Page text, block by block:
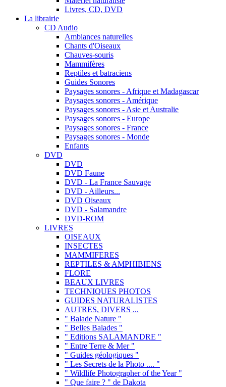
Livres, CD, DVD
La librairie
CD Audio
Ambiances naturelles
Chants d'Oiseaux
Chauves-souris
Mammifères
Reptiles et batraciens
Guides Sonores
Paysages sonores - Afrique et Madagascar
Paysages sonores - Amérique
Paysages sonores - Asie et Australie
Paysages sonores - Europe
Paysages sonores - France
Paysages sonores - Monde
Enfants
DVD
DVD
DVD Faune
DVD - La France Sauvage
DVD - Ailleurs...
DVD Oiseaux
DVD - Salamandre
DVD-ROM
LIVRES
OISEAUX
INSECTES
MAMMIFERES
REPTILES & AMPHIBIENS
FLORE
BEAUX LIVRES
TECHNIQUES PHOTOS
GUIDES NATURALISTES
AUTRES, DIVERS ...
" Balade Nature "
" Belles Balades "
" Editions SALAMANDRE "
" Entre Terre & Mer "
" Guides géologiques "
" Les Secrets de la Photo .... "
" Wildlife Photographer of the Year "
" Que faire ? " de Dakota